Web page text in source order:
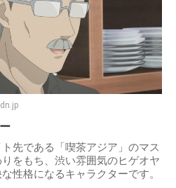
先である「喫茶アジア」のマス
をもち、渋い雰囲気のヒゲオヤ
性格になるキャラクターです。